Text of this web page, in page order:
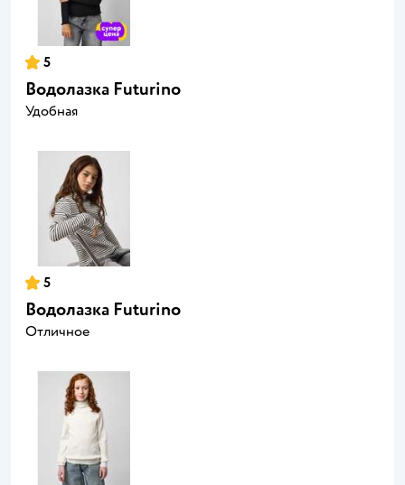
5
Водолазка Futurino
Удобная
5
Водолазка Futurino
Отличное